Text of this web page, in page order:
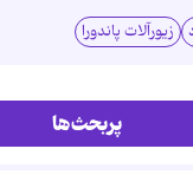
زیورآلات پاندورا
پربحث‌ها